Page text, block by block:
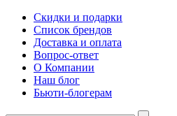
Скидки и подарки
Список брендов
Доставка и оплата
Вопрос-ответ
О Компании
Наш блог
Бьюти-блогерам